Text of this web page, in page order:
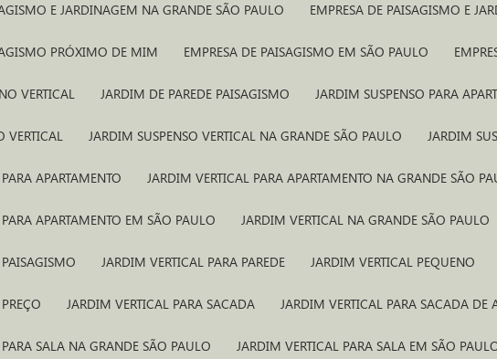
E JARDINAGEM NA GRANDE SÃO PAULO EMPRESA DE PAISAGISMO E
PRÓXIMO DE MIM EMPRESA DE PAISAGISMO EM SÃO PAULO
VERTICAL JARDIM DE PAREDE PAISAGISMO JARDIM SUSPENSO PARA
VERTICAL JARDIM SUSPENSO VERTICAL NA GRANDE SÃO PAULO JARDIM
APARTAMENTO JARDIM VERTICAL PARA APARTAMENTO NA GRANDE SÃO
APARTAMENTO EM SÃO PAULO JARDIM VERTICAL NA GRANDE SÃO PAULO
JARDIM VERTICAL PARA PAREDE JARDIM VERTICAL PEQUENO
JARDIM VERTICAL PARA SACADA JARDIM VERTICAL PARA SACADA DE
PARA SALA NA GRANDE SÃO PAULO JARDIM VERTICAL PARA SALA EM SÃO